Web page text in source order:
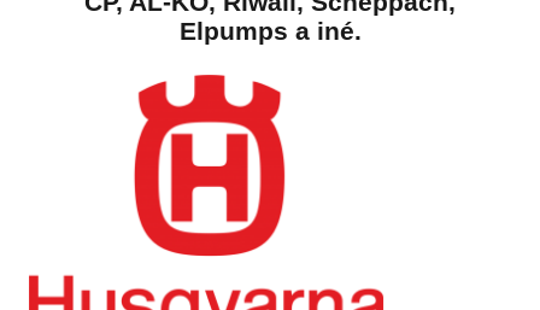
Elpumps a iné.